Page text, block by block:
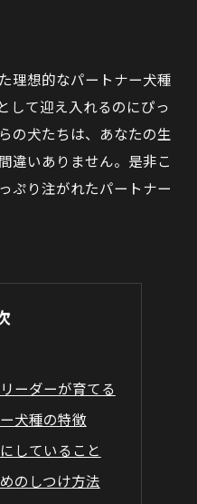
理想的なパートナー犬種
して迎え入れるのにぴっ
の犬たちは、あなたの生
違いありません。是非こ
ぷり注がれたパートナー
ーダーが育てる
犬種の特徴
していること
のしつけ方法